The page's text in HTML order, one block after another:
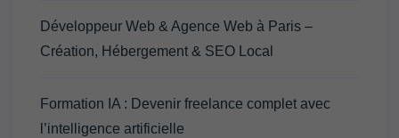
Développeur Web & Agence Web à Paris –
Création, Hébergement & SEO Local
Formation IA : Devenir freelance complet avec
l’intelligence artificielle